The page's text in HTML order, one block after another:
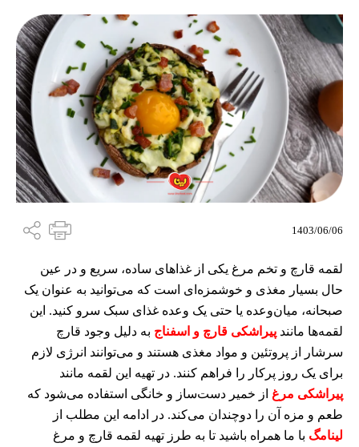
1403/06/06
لقمه قارچ و تخم مرغ یکی از غذاهای ساده، سریع و در عین
حال بسیار مغذی و خوشمزه‌ای است که می‌توانید به عنوان یک
صبحانه، میان‌وعده یا حتی یک وعده غذای سبک سرو کنید. این
لقمه‌ها مانند پیراشکی قارچ و اسفناج به دلیل وجود قارچ
سرشار از پروتئین و مواد مغذی هستند و می‌توانند انرژی لازم
برای یک روز پرکار را فراهم کنند. در تهیه این لقمه مانند
پیراشکی مرغ از خمیر دست‌ساز و خانگی استفاده می‌شود که
طعم و مزه آن را دوچندان می‌کند. در ادامه این مطلب از
لینامگ با ما همراه باشید تا به طرز تهیه لقمه قارچ و مرغ